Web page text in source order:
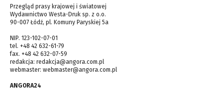
Przegląd prasy krajowej i światowej
Wydawnictwo Westa-Druk sp. z o.o.
90-007 Łódź, pl. Komuny Paryskiej 5a
NIP. 123-102-07-01
tel. +48 42 632-61-79
fax. +48 42 632-07-59
redakcja: redakcja@angora.com.pl
webmaster: webmaster@angora.com.pl
ANGORA24